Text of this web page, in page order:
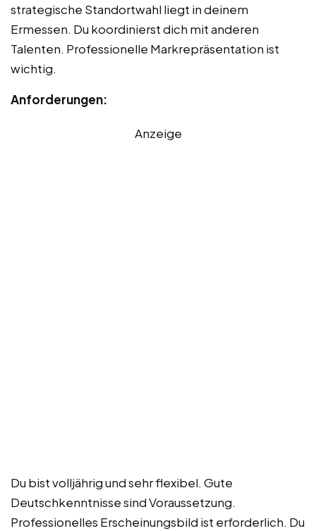
strategische Standortwahl liegt in deinem
Ermessen. Du koordinierst dich mit anderen
Talenten. Professionelle Markrepräsentation ist
wichtig.
Anforderungen:
Anzeige
Du bist volljährig und sehr flexibel. Gute
Deutschkenntnisse sind Voraussetzung.
Professionelles Erscheinungsbild ist erforderlich. Du